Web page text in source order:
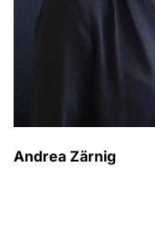
Andrea Zärnig